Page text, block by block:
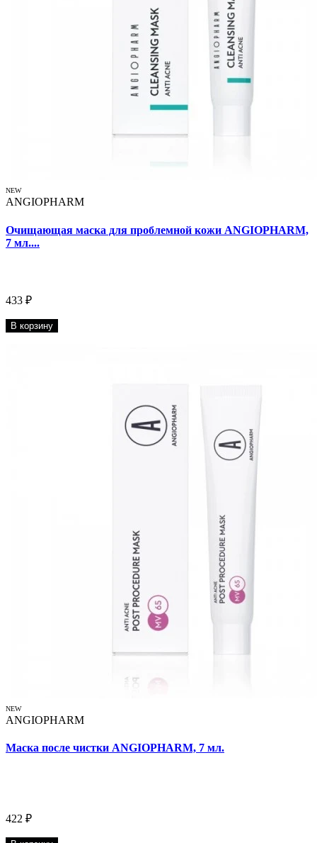
NEW
ANGIOPHARM
Очищающая маска для проблемной кожи ANGIOPHARM,
7 мл....
433 ₽
В корзину
NEW
ANGIOPHARM
Маска после чистки ANGIOPHARM, 7 мл.
422 ₽